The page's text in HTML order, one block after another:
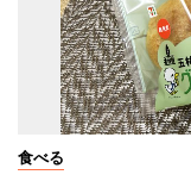
食べる